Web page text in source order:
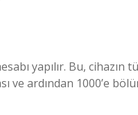
yapılır. Bu, cihazın
ve ardından 1000’e